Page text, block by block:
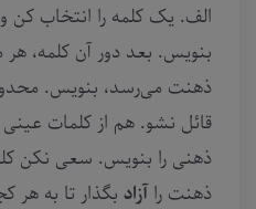
الف. یک کلمه را انتخاب کن
بنویس. بعد دور آن کلمه، هر
ذهنت می‌رسد، بنویس.
قائل نشو. هم از کلمات
ذهنی را بنویس. سعی نکن
ذهنت را آزاد بگذار تا به